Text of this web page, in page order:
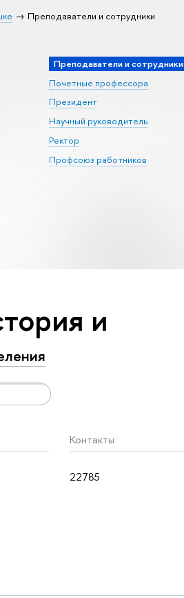
Преподаватели и сотрудники
Преподаватели и сотрудники
Почетные профессора
Президент
Научный руководитель
Ректор
Профсоюз работников
и
Контакты
22785